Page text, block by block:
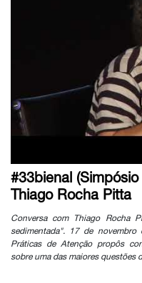
#33bienal
Thiago Rocha Pitta
Conversa com Thiago Rocha
sedimentada". 17 de
Práticas de Atenção propôs
sobre uma das maiores questões